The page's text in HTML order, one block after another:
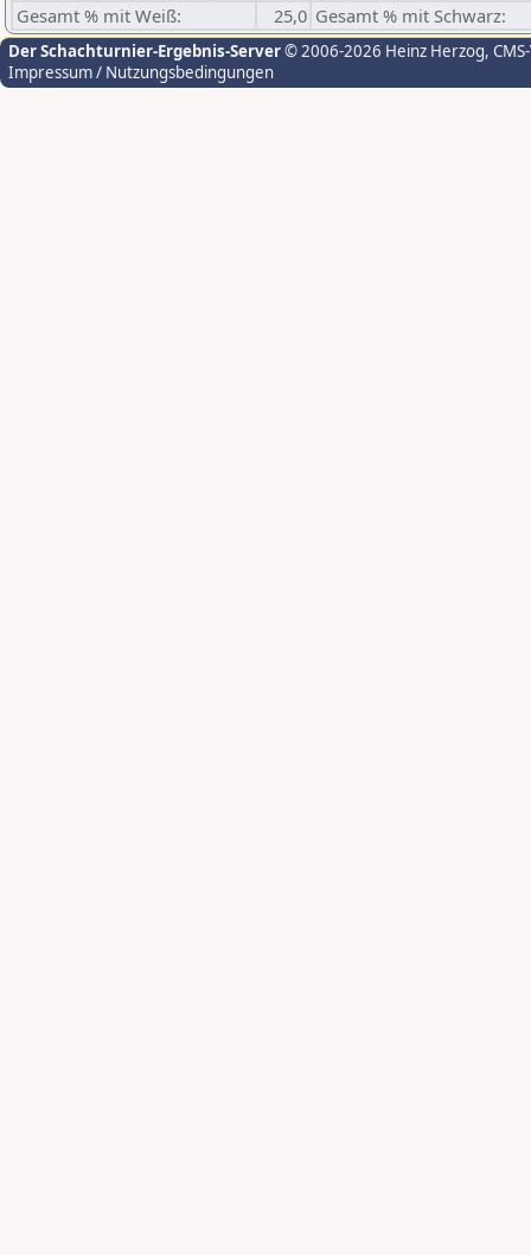
Gesamt % mit Weiß:
25,0 Gesamt % mit Schwarz:
Der Schachturnier-Ergebnis-Server© 2006-2026 Heinz Herzog,
Impressum / Nutzungsbedingungen